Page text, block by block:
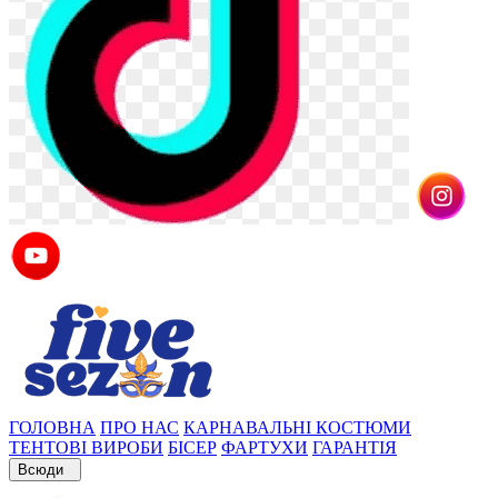
ГОЛОВНА ПРО НАС КАРНАВАЛЬНІ КОСТЮМИ
ТЕНТОВІ ВИРОБИ БІСЕР ФАРТУХИ ГАРАНТІЯ
Всюди